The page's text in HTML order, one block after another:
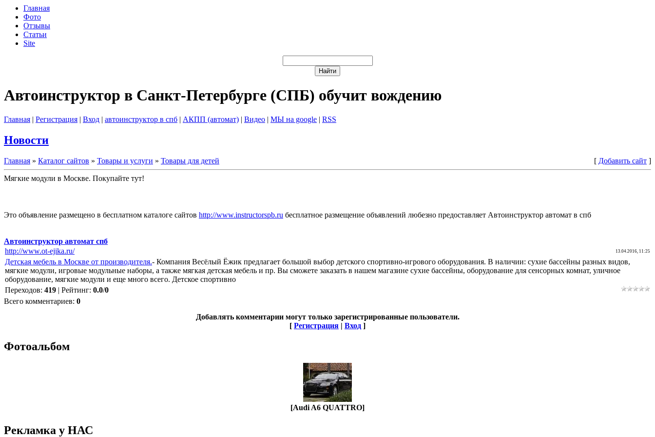
Главная
Фото
Отзывы
Статьи
Site
Автоинструктор в Санкт-Петербурге (СПБ) обучит вождению
Главная | Регистрация | Вход | автоинструктор в спб | АКПП (автомат) | Видео | МЫ на google | RSS
Новости
Главная » Каталог сайтов » Товары и услуги » Товары для детей [ Добавить сайт ]
Мягкие модули в Москве. Покупайте тут!
Это объявление размещено в бесплатном каталоге сайтов http://www.instructorspb.ru бесплатное размещение объявлений любезно предоставляет Автоинструктор автомат в спб
Автоинструктор автомат спб
http://www.ot-ejika.ru/
13.04.2016, 11:25
Детская мебель в Москве от производителя.- Компания Весёлый Ёжик предлагает большой выбор детского спортивно-игрового оборудования. В наличии: сухие бассейны разных видов,
мягкие модули, игровые модульные наборы, а также мягкая детская мебель и пр. Вы сможете заказать в нашем магазине сухие бассейны, оборудование для сенсорных комнат, уличное
оборудование, мягкие модули и еще много всего. Детское спортивно
Переходов: 419 | Рейтинг: 0.0/0
Всего комментариев: 0
Добавлять комментарии могут только зарегистрированные пользователи.
[ Регистрация | Вход ]
Фотоальбом
[Audi A6 QUATTRO]
Рекламка у НАС